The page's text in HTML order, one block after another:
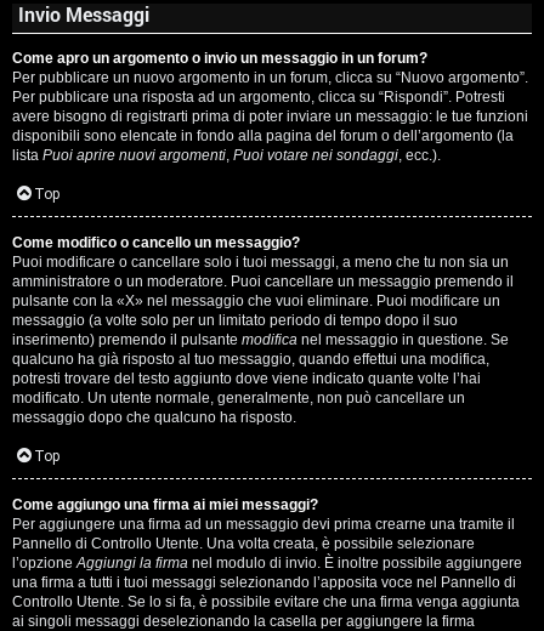
Invio Messaggi
Come apro un argomento o invio un messaggio in un forum?
Per pubblicare un nuovo argomento in un forum, clicca su “Nuovo argomento”.
Per pubblicare una risposta ad un argomento, clicca su “Rispondi”. Potresti
avere bisogno di registrarti prima di poter inviare un messaggio: le tue funzioni
disponibili sono elencate in fondo alla pagina del forum o dell’argomento (la
lista Puoi aprire nuovi argomenti, Puoi votare nei sondaggi, ecc.).
Top
Come modifico o cancello un messaggio?
Puoi modificare o cancellare solo i tuoi messaggi, a meno che tu non sia un
amministratore o un moderatore. Puoi cancellare un messaggio premendo il
pulsante con la «X» nel messaggio che vuoi eliminare. Puoi modificare un
messaggio (a volte solo per un limitato periodo di tempo dopo il suo
inserimento) premendo il pulsante modifica nel messaggio in questione. Se
qualcuno ha già risposto al tuo messaggio, quando effettui una modifica,
potresti trovare del testo aggiunto dove viene indicato quante volte l’hai
modificato. Un utente normale, generalmente, non può cancellare un
messaggio dopo che qualcuno ha risposto.
Top
Come aggiungo una firma ai miei messaggi?
Per aggiungere una firma ad un messaggio devi prima crearne una tramite il
Pannello di Controllo Utente. Una volta creata, è possibile selezionare
l’opzioneAggiungi la firma nel modulo di invio. È inoltre possibile aggiungere
una firma a tutti i tuoi messaggi selezionando l’apposita voce nel Pannello di
Controllo Utente. Se lo si fa, è possibile evitare che una firma venga aggiunta
ai singoli messaggi deselezionando la casella per aggiungere la firma
P
e
r
c
o
r
s
i
M
u
s
i
c
a
l